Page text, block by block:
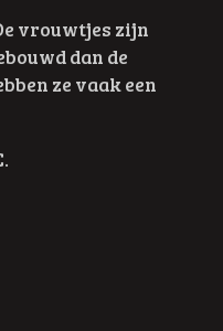
vrouwtjes zijn
dan de
ze vaak een